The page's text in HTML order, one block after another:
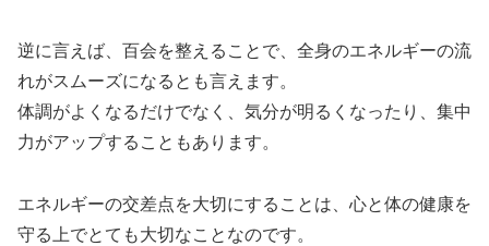
逆に言えば、百会を整えることで、全身のエネルギーの流
れがスムーズになるとも言えます。
体調がよくなるだけでなく、気分が明るくなったり、集中
力がアップすることもあります。
エネルギーの交差点を大切にすることは、心と体の健康を
守る上でとても大切なことなのです。